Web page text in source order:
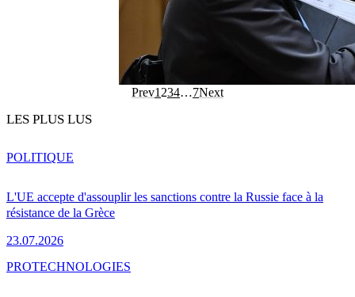
Prev1 234…7Next
LES PLUS LUS
L'UE accepte d'assouplir les sanctions contre la Russie face à la
résistance de la Grèce
23.07.2026
POLITIQUE
PROTECHNOLOGIES